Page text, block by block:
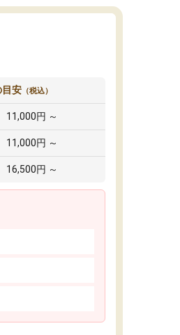
目安 （税込）
11,000円 ～
11,000円 ～
16,500円 ～